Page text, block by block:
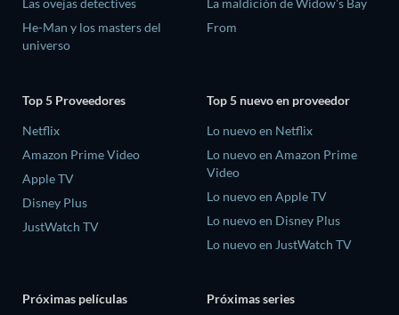
Las ovejas detectives
He-Man y los masters del
universo
La maldición de Widow's Bay
From
Top 5 Proveedores
Netflix
Amazon Prime Video
Apple TV
Disney Plus
JustWatch TV
Top 5 nuevo en proveedor
Lo nuevo en Netflix
Lo nuevo en Amazon Prime
Video
Lo nuevo en Apple TV
Lo nuevo en Disney Plus
Lo nuevo en JustWatch TV
Próximas películas Próximas series